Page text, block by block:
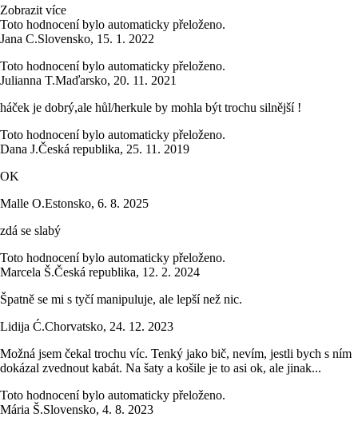
Zobrazit více
Toto hodnocení bylo automaticky přeloženo.
Jana C.Slovensko, 15. 1. 2022
Toto hodnocení bylo automaticky přeloženo.
Julianna T.Maďarsko, 20. 11. 2021
háček je dobrý,ale hůl/herkule by mohla být trochu silnější !
Toto hodnocení bylo automaticky přeloženo.
Dana J.Česká republika, 25. 11. 2019
OK
Malle O.Estonsko, 6. 8. 2025
zdá se slabý
Toto hodnocení bylo automaticky přeloženo.
Marcela Š.Česká republika, 12. 2. 2024
Špatně se mi s tyčí manipuluje, ale lepší než nic.
Lidija Ć.Chorvatsko, 24. 12. 2023
Možná jsem čekal trochu víc. Tenký jako bič, nevím, jestli bych s ním
dokázal zvednout kabát. Na šaty a košile je to asi ok, ale jinak...
Toto hodnocení bylo automaticky přeloženo.
Mária Š.Slovensko, 4. 8. 2023